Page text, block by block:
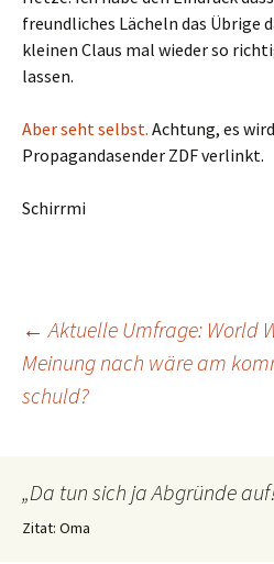
freundliches Lächeln das Übrige
kleinen Claus mal wieder so
lassen.
Aber seht selbst. Achtung, es
Propagandasender ZDF verlinkt.
Schirrmi
← Aktuelle Umfrage: World
Meinung nach wäre am
schuld?
„Da tun sich ja Abgründe
Zitat: Oma